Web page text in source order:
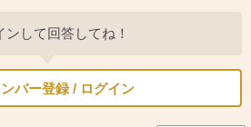
ンして回答してね！
バー登録 / ログイン